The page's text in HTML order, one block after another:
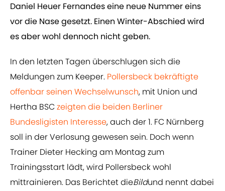
Daniel Heuer Fernandes eine neue Nummer eins
vor die Nase gesetzt. Einen Winter-Abschied wird
es aber wohl dennoch nicht geben.
In den letzten Tagen überschlugen sich die
Meldungen zum Keeper. ​Pollersbeck bekräftigte
offenbar seinen Wechselwunsch, mit Union und
Hertha BSC​zeigten die beiden Berliner
Bundesligisten Interesse, auch der 1. FC Nürnberg
soll in der Verlosung gewesen sein. Doch wenn
Trainer Dieter Hecking am Montag zum
Trainingsstart lädt, wird Pollersbeck wohl
mittrainieren. Das Berichtet dieBildund nennt dabei